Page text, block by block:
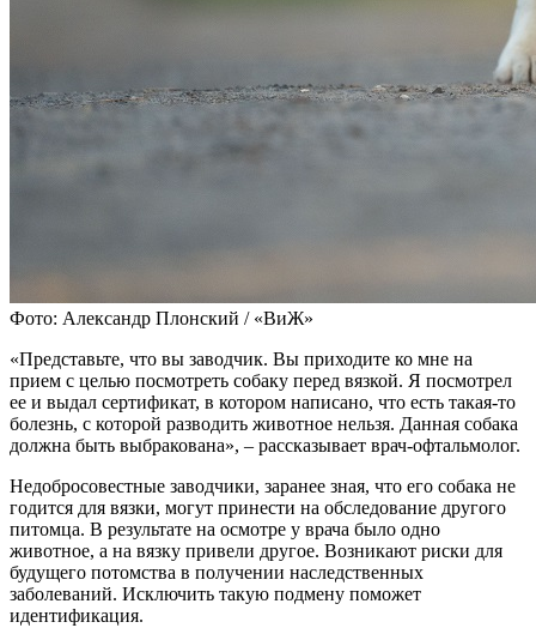
Фото: Александр Плонский / «ВиЖ»
«Представьте, что вы заводчик. Вы приходите ко мне на
прием с целью посмотреть собаку перед вязкой. Я посмотрел
ее и выдал сертификат, в котором написано, что есть такая-то
болезнь, с которой разводить животное нельзя. Данная собака
должна быть выбракована», – рассказывает врач-офтальмолог.
Недобросовестные заводчики, заранее зная, что его собака не
годится для вязки, могут принести на обследование другого
питомца. В результате на осмотре у врача было одно
животное, а на вязку привели другое. Возникают риски для
будущего потомства в получении наследственных
заболеваний. Исключить такую подмену поможет
идентификация.